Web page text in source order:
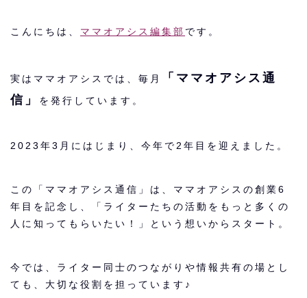
こんにちは、 ママオアシス編集部 です。
実はママオアシスでは、毎月
「ママオアシス通
信」
を発行しています。
2023年3月にはじまり、今年で2年目を迎えました。
この「ママオアシス通信」は、ママオアシスの創業6
年目を記念し、「ライターたちの活動をもっと多くの
人に知ってもらいたい！」という想いからスタート。
今では、ライター同士のつながりや情報共有の場とし
ても、大切な役割を担っています♪